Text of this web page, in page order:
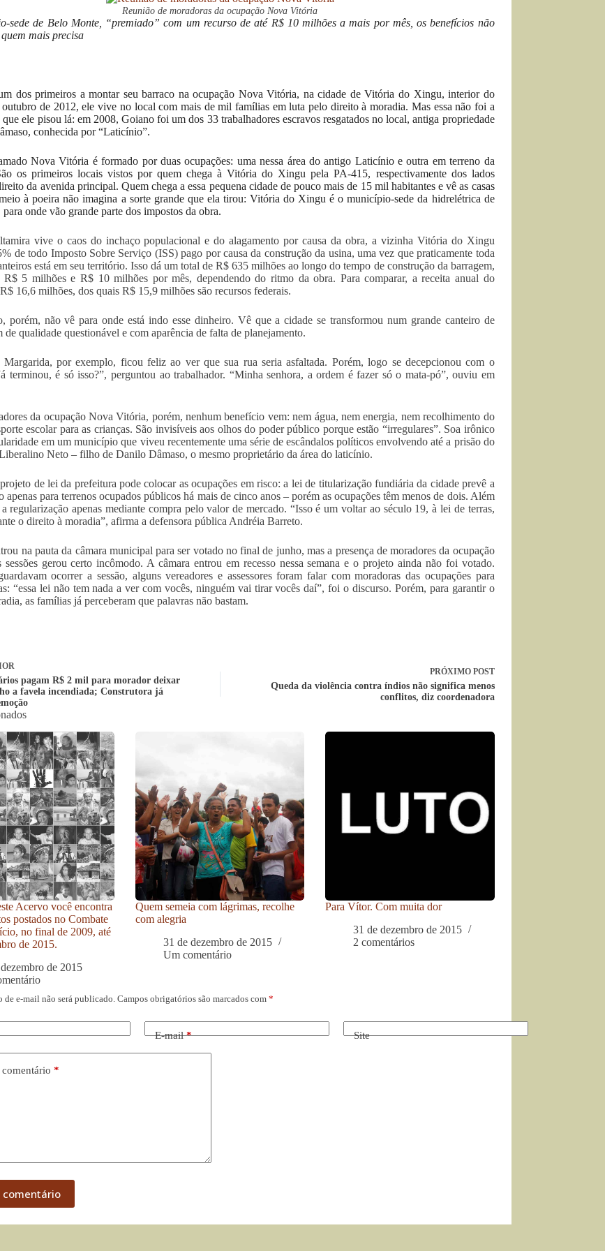
Reunião de moradoras da ocupação Nova Vitória
sede de Belo Monte, “premiado” com um recurso de até R$ 10 milhões a mais por mês, os benefícios não
mais precisa
dos primeiros a montar seu barraco na ocupação Nova Vitória, na cidade de Vitória do Xingu, interior do
outubro de 2012, ele vive no local com mais de mil famílias em luta pelo direito à moradia. Mas essa não foi a
ele pisou lá: em 2008, Goiano foi um dos 33 trabalhadores escravos resgatados no local, antiga propriedade
conhecida por “Laticínio”.
Nova Vitória é formado por duas ocupações: uma nessa área do antigo Laticínio e outra em terreno da
os primeiros locais vistos por quem chega à Vitória do Xingu pela PA-415, respectivamente dos lados
da avenida principal. Quem chega a essa pequena cidade de pouco mais de 15 mil habitantes e vê as casas
à poeira não imagina a sorte grande que ela tirou: Vitória do Xingu é o município-sede da hidrelétrica de
onde vão grande parte dos impostos da obra.
vive o caos do inchaço populacional e do alagamento por causa da obra, a vizinha Vitória do Xingu
de todo Imposto Sobre Serviço (ISS) pago por causa da construção da usina, uma vez que praticamente toda
está em seu território. Isso dá um total de R$ 635 milhões ao longo do tempo de construção da barragem,
R$ 5 milhões e R$ 10 milhões por mês, dependendo do ritmo da obra. Para comparar, a receita anual do
16,6 milhões, dos quais R$ 15,9 milhões são recursos federais.
porém, não vê para onde está indo esse dinheiro. Vê que a cidade se transformou num grande canteiro de
de qualidade questionável e com aparência de falta de planejamento.
Margarida, por exemplo, ficou feliz ao ver que sua rua seria asfaltada. Porém, logo se decepcionou com o
terminou, é só isso?”, perguntou ao trabalhador. “Minha senhora, a ordem é fazer só o mata-pó”, ouviu em
da ocupação Nova Vitória, porém, nenhum benefício vem: nem água, nem energia, nem recolhimento do
escolar para as crianças. São invisíveis aos olhos do poder público porque estão “irregulares”. Soa irônico
em um município que viveu recentemente uma série de escândalos políticos envolvendo até a prisão do
Neto – filho de Danilo Dâmaso, o mesmo proprietário da área do laticínio.
de lei da prefeitura pode colocar as ocupações em risco: a lei de titularização fundiária da cidade prevê a
apenas para terrenos ocupados públicos há mais de cinco anos – porém as ocupações têm menos de dois. Além
regularização apenas mediante compra pelo valor de mercado. “Isso é um voltar ao século 19, à lei de terras,
o direito à moradia”, afirma a defensora pública Andréia Barreto.
na pauta da câmara municipal para ser votado no final de junho, mas a presença de moradores da ocupação
sessões gerou certo incômodo. A câmara entrou em recesso nessa semana e o projeto ainda não foi votado.
ocorrer a sessão, alguns vereadores e assessores foram falar com moradoras das ocupações para
“essa lei não tem nada a ver com vocês, ninguém vai tirar vocês daí”, foi o discurso. Porém, para garantir o
as famílias já perceberam que palavras não bastam.
pagam R$ 2 mil para morador deixar
a favela incendiada; Construtora já
PRÓXIMO POST
Queda da violência contra índios não significa menos
conflitos, diz coordenadora
Acervo você encontra
postados no Combate
no final de 2009, até
de 2015.
de 2015
Quem semeia com lágrimas, recolhe
com alegria
31 de dezembro de 2015
Um comentário
Para Vítor. Com muita dor
31 de dezembro de 2015
2 comentários
de e-mail não será publicado. Campos obrigatórios são marcados com *
E-mail* Site
*
comentário